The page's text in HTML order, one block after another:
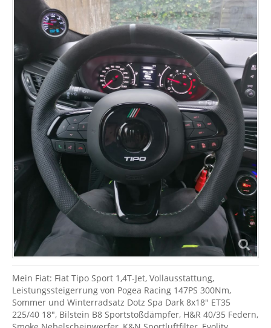
Mein Fiat: Fiat Tipo Sport 1,4T-Jet, Vollausstattung,
Leistungssteigerrung von Pogea Racing 147PS 300Nm,
Sommer und Winterradsatz Dotz Spa Dark 8x18" ET35
225/40 18", Bilstein B8 Sportstoßdämpfer, H&R 40/35 Federn,